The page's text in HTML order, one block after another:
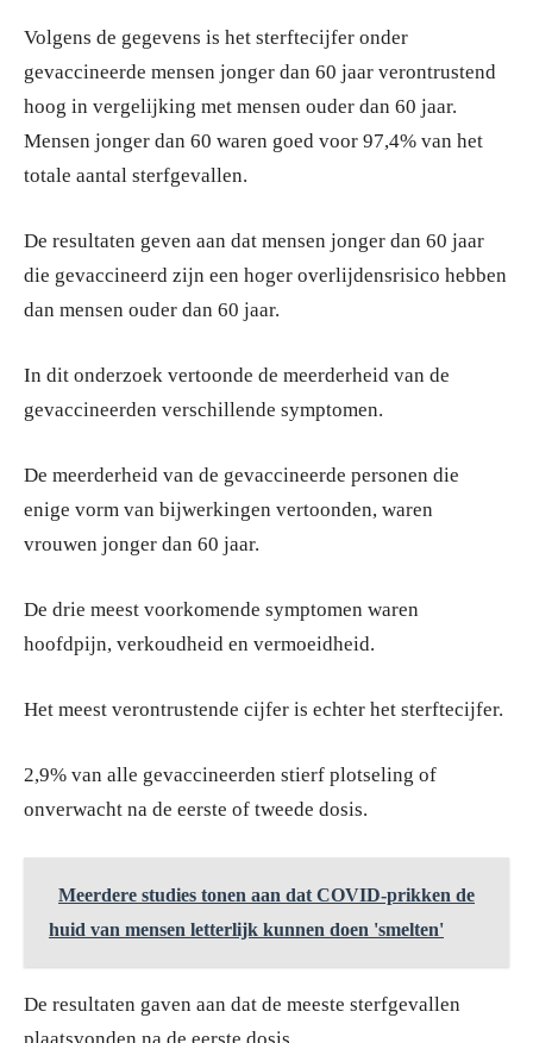
Volgens de gegevens is het sterftecijfer onder
gevaccineerde mensen jonger dan 60 jaar verontrustend
hoog in vergelijking met mensen ouder dan 60 jaar.
Mensen jonger dan 60 waren goed voor 97,4% van het
totale aantal sterfgevallen.
De resultaten geven aan dat mensen jonger dan 60 jaar
die gevaccineerd zijn een hoger overlijdensrisico hebben
dan mensen ouder dan 60 jaar.
In dit onderzoek vertoonde de meerderheid van de
gevaccineerden verschillende symptomen.
De meerderheid van de gevaccineerde personen die
enige vorm van bijwerkingen vertoonden, waren
vrouwen jonger dan 60 jaar.
De drie meest voorkomende symptomen waren
hoofdpijn, verkoudheid en vermoeidheid.
Het meest verontrustende cijfer is echter het sterftecijfer.
2,9% van alle gevaccineerden stierf plotseling of
onverwacht na de eerste of tweede dosis.
Meerdere studies tonen aan dat COVID-prikken de
huid van mensen letterlijk kunnen doen 'smelten'
De resultaten gaven aan dat de meeste sterfgevallen